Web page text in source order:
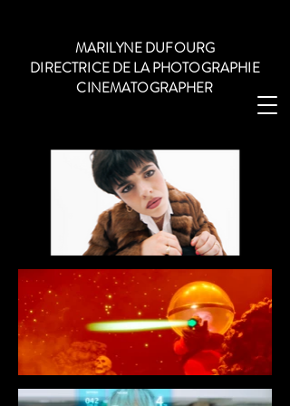
MARILYNE DUFOURG
DIRECTRICE DE LA PHOTOGRAPHIE
CINEMATOGRAPHER